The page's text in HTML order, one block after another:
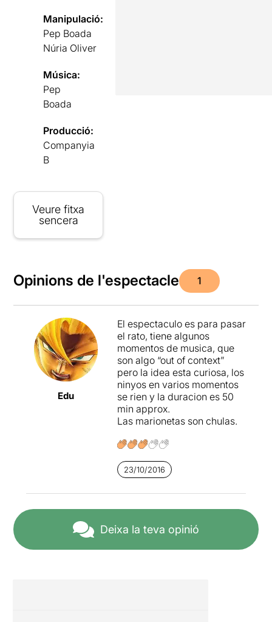
Manipulació:
Pep Boada
Núria Oliver
Música:
Pep
Boada
Producció:
Companyia
B
Veure fitxa
sencera
Opinions de l'espectacle 1
Edu
El espectaculo es para pasar
el rato, tiene algunos
momentos de musica, que
son algo “out of context”
pero la idea esta curiosa, los
ninyos en varios momentos
se rien y la duracion es 50
min approx.
Las marionetas son chulas.
23/10/2016
Deixa la teva opinió